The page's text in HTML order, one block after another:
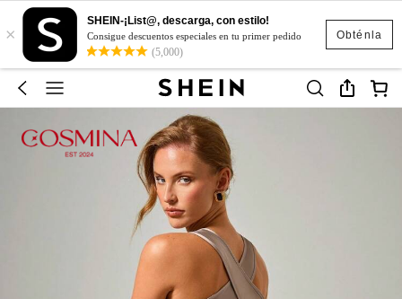
Obténla
×
SHEIN-¡List@, descarga, con estilo!
Consigue descuentos especiales en tu primer pedido
(5,000)